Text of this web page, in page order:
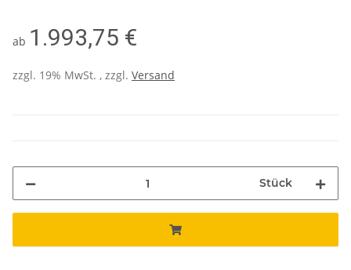
ab 1.993,75 €
zzgl. 19% MwSt. , zzgl. Versand
Stück